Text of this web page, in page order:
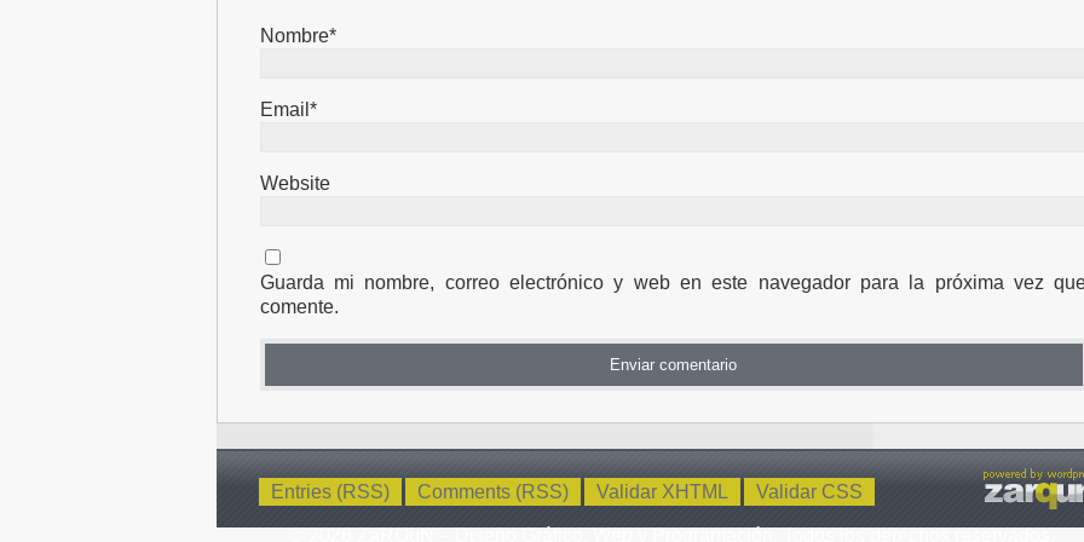
Nombre*
Email*
Website
Guarda mi nombre, correo electrónico y web en este navegador para la próxima vez
comente.
Entries (RSS) Comments (RSS) Validar XHTML Validar CSS